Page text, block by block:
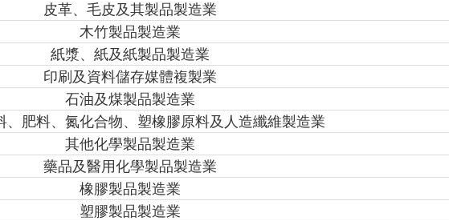
皮革、毛皮及其製品製造業
木竹製品製造業
紙漿、紙及紙製品製造業
印刷及資料儲存媒體複製業
石油及煤製品製造業
、肥料、氮化合物、塑橡膠原料及人造纖維製造業
其他化學製品製造業
藥品及醫用化學製品製造業
橡膠製品製造業
塑膠製品製造業